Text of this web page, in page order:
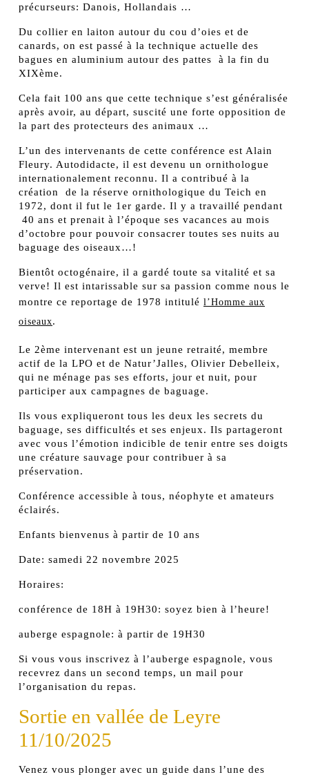
précurseurs: Danois, Hollandais …
Du collier en laiton autour du cou d’oies et de
canards, on est passé à la technique actuelle des
bagues en aluminium autour des pattes à la fin du
XIXème.
Cela fait 100 ans que cette technique s’est généralisée
après avoir, au départ, suscité une forte opposition de
la part des protecteurs des animaux …
L’un des intervenants de cette conférence est Alain
Fleury. Autodidacte, il est devenu un ornithologue
internationalement reconnu. Il a contribué à la
création de la réserve ornithologique du Teich en
1972, dont il fut le 1er garde. Il y a travaillé pendant
40 ans et prenait à l’époque ses vacances au mois
d’octobre pour pouvoir consacrer toutes ses nuits au
baguage des oiseaux…!
Bientôt octogénaire, il a gardé toute sa vitalité et sa
verve! Il est intarissable sur sa passion comme nous le
montre ce reportage de 1978 intitulé l’Homme aux
oiseaux.
Le 2ème intervenant est un jeune retraité, membre
actif de la LPO et de Natur’Jalles, Olivier Debelleix,
qui ne ménage pas ses efforts, jour et nuit, pour
participer aux campagnes de baguage.
Ils vous expliqueront tous les deux les secrets du
baguage, ses difficultés et ses enjeux. Ils partageront
avec vous l’émotion indicible de tenir entre ses doigts
une créature sauvage pour contribuer à sa
préservation.
Conférence accessible à tous, néophyte et amateurs
éclairés.
Enfants bienvenus à partir de 10 ans
Date: samedi 22 novembre 2025
Horaires:
conférence de 18H à 19H30: soyez bien à l’heure!
auberge espagnole: à partir de 19H30
Si vous vous inscrivez à l’auberge espagnole, vous
recevrez dans un second temps, un mail pour
l’organisation du repas.
Sortie en vallée de Leyre
11/10/2025
Venez vous plonger avec un guide dans l’une des